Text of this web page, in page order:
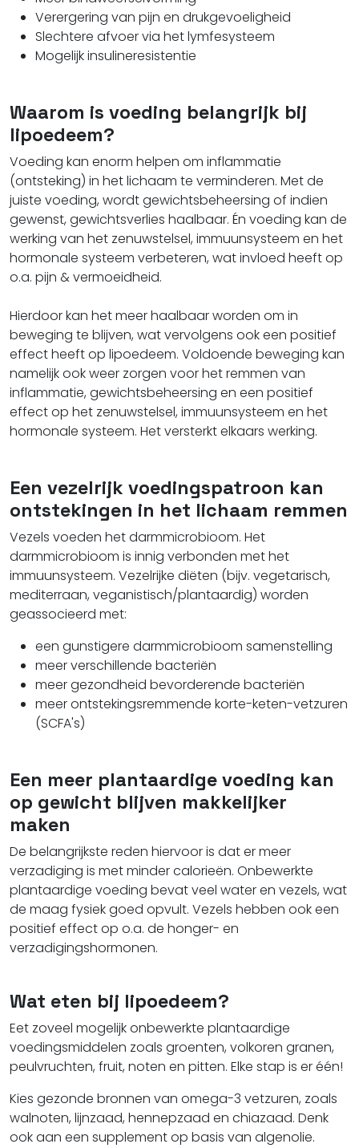
Verergering van pijn en drukgevoeligheid
Slechtere afvoer via het lymfesysteem
Mogelijk insulineresistentie
Waarom is voeding belangrijk bij
lipoedeem?
Voeding kan enorm helpen om inflammatie
(ontsteking) in het lichaam te verminderen. Met de
juiste voeding, wordt gewichtsbeheersing of indien
gewenst, gewichtsverlies haalbaar. Én voeding kan de
werking van het zenuwstelsel, immuunsysteem en het
hormonale systeem verbeteren, wat invloed heeft op
o.a. pijn & vermoeidheid.
Hierdoor kan het meer haalbaar worden om in
beweging te blijven, wat vervolgens ook een positief
effect heeft op lipoedeem. Voldoende beweging kan
namelijk ook weer zorgen voor het remmen van
inflammatie, gewichtsbeheersing en een positief
effect op het zenuwstelsel, immuunsysteem en het
hormonale systeem. Het versterkt elkaars werking.
Een vezelrijk voedingspatroon kan
ontstekingen in het lichaam remmen
Vezels voeden het darmmicrobioom. Het
darmmicrobioom is innig verbonden met het
immuunsysteem. Vezelrijke diëten (bijv. vegetarisch,
mediterraan, veganistisch/plantaardig) worden
geassocieerd met:
een gunstigere darmmicrobioom samenstelling
meer verschillende bacteriën
meer gezondheid bevorderende bacteriën
meer ontstekingsremmende korte-keten-vetzuren
(SCFA's)
Een meer plantaardige voeding kan
op gewicht blijven makkelijker
maken
De belangrijkste reden hiervoor is dat er meer
verzadiging is met minder calorieën. Onbewerkte
plantaardige voeding bevat veel water en vezels, wat
de maag fysiek goed opvult. Vezels hebben ook een
positief effect op o.a. de honger- en
verzadigingshormonen.
Wat eten bij lipoedeem?
Eet zoveel mogelijk onbewerkte plantaardige
voedingsmiddelen zoals groenten, volkoren granen,
peulvruchten, fruit, noten en pitten. Elke stap is er één!
Kies gezonde bronnen van omega-3 vetzuren, zoals
walnoten, lijnzaad, hennepzaad en chiazaad. Denk
ook aan een supplement op basis van algenolie.